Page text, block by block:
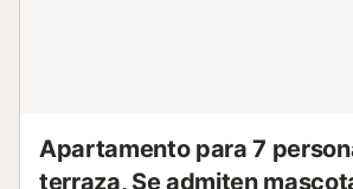
Apartamento para 7
terraza, Se admiten